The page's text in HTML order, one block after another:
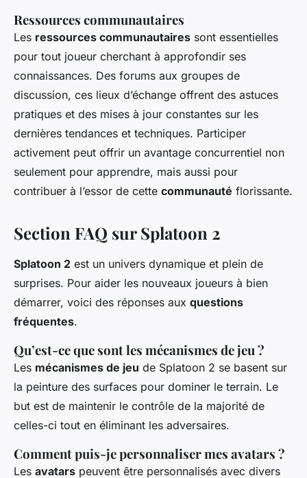
Ressources communautaires
Les ressources communautaires sont essentielles
pour tout joueur cherchant à approfondir ses
connaissances. Des forums aux groupes de
discussion, ces lieux d’échange offrent des astuces
pratiques et des mises à jour constantes sur les
dernières tendances et techniques. Participer
activement peut offrir un avantage concurrentiel non
seulement pour apprendre, mais aussi pour
contribuer à l’essor de cette communauté florissante.
Section FAQ sur Splatoon 2
Splatoon 2 est un univers dynamique et plein de
surprises. Pour aider les nouveaux joueurs à bien
démarrer, voici des réponses aux questions
fréquentes.
Qu’est-ce que sont les mécanismes de jeu ?
Les mécanismes de jeu de Splatoon 2 se basent sur
la peinture des surfaces pour dominer le terrain. Le
but est de maintenir le contrôle de la majorité de
celles-ci tout en éliminant les adversaires.
Comment puis-je personnaliser mes avatars ?
Les avatars peuvent être personnalisés avec divers